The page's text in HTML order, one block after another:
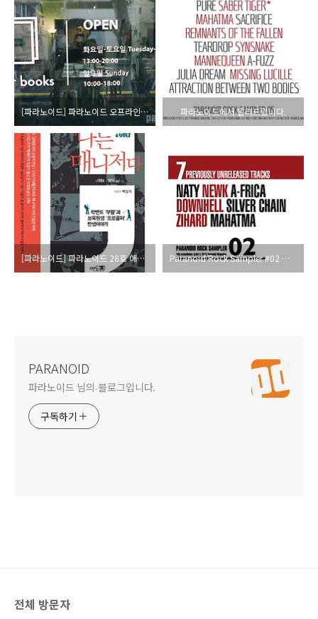
[파라노이드] 파라노이드 오프라인 배포처 소개: 대전 도어북스 파라노이드에서 알려드립니다.
[파라노이드] 파라노이드 28호 애독자 엽서 경품 안내 Paranoid Rock Sampler #02 자켓 이미지입니다.
PARANOID
파라노이드 님의 블로그입니다.
구독하기
전체 방문자